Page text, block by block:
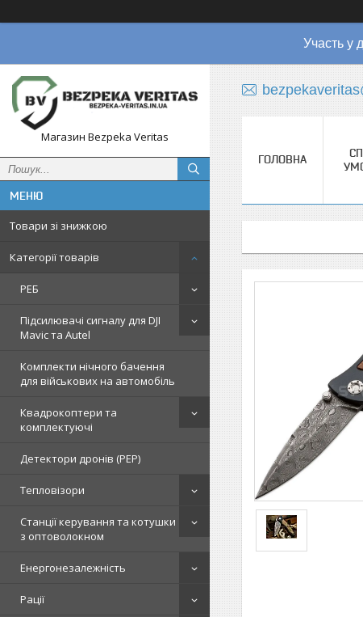
Участь у
Магазин Bezpeka Veritas
Товари зі знижкою
Категорії товарів
РЕБ
Підсилювачі сигналу для DJI
Mavic та Autel
Комплекти нічного бачення
для військових на автомобіль
Квадрокоптери та
комплектуючі
Детектори дронів (РЕР)
Тепловізори
Станції керування та котушки
з оптоволокном
Енергонезалежність
Рації
ГОЛОВНА